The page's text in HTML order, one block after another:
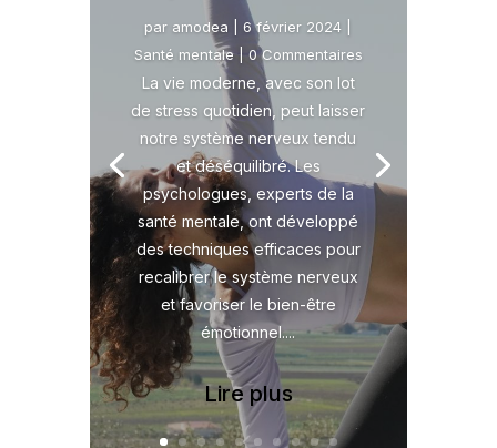
par amodea |6 février 2024
Santé mentale| 0 Commentaires
La vie moderne, avec son lot
de stress quotidien, peut laisser
notre système nerveux tendu
et déséquilibré. Les
psychologues, experts de la
santé mentale, ont développé
des techniques efficaces pour
recalibrer le système nerveux
et favoriser le bien-être
émotionnel....
Lire plus